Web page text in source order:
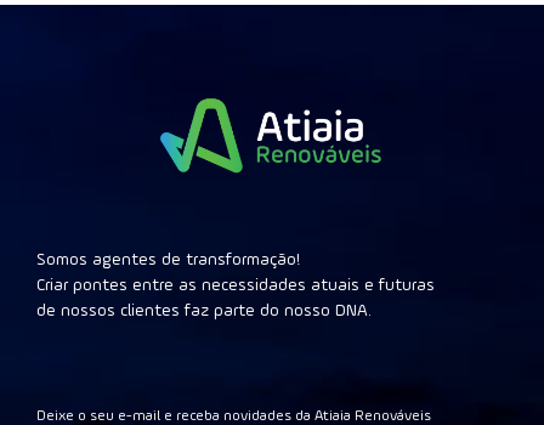
Somos agentes de transformação!
Criar pontes entre as necessidades atuais e futuras
de nossos clientes faz parte do nosso DNA.
Deixe o seu e-mail e receba novidades da Atiaia Renováveis